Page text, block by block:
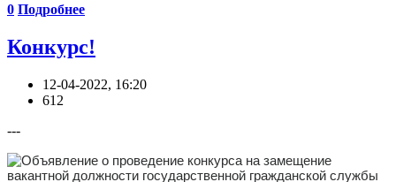
0 Подробнее
Конкурс!
12-04-2022, 16:20
612
---
Объявление о проведение конкурса на замещение
вакантной должности государственной гражданской службы